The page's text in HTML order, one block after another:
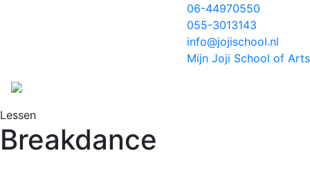
06-44970550
055-3013143
info@jojischool.nl
Mijn Joji School of Arts
Lessen
Breakdance